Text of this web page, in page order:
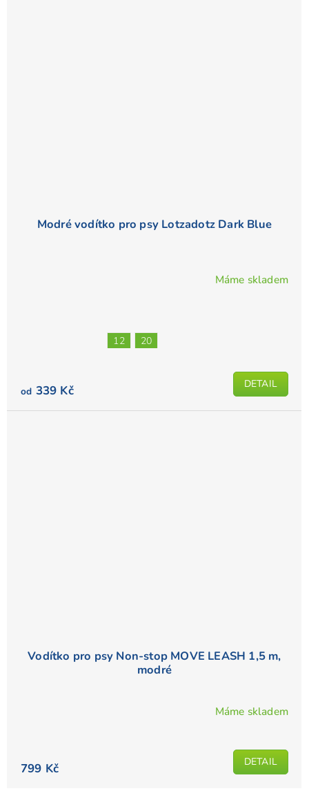
Modré vodítko pro psy Lotzadotz Dark Blue
hvězdiček.
Máme skladem
od 339 Kč DETAIL
12 20
Vodítko pro psy Non-stop MOVE LEASH 1,5 m,
modré
Máme skladem
799 Kč DETAIL